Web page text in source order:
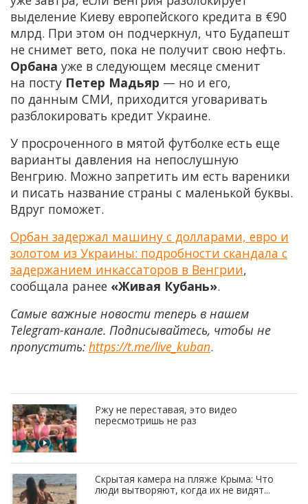
выделение Киеву европейского кредита в €90
млрд. При этом он подчеркнул, что Будапешт
не снимет вето, пока не получит свою нефть.
Орбана уже в следующем месяце сменит
на посту Петер Мадьяр — но и его,
по данным СМИ, приходится уговаривать
разблокировать кредит Украине.
У просроченного в мятой футболке есть еще
варианты давления на непослушную
Венгрию. Можно запретить им есть вареники
и писать название страны с маленькой буквы.
Вдруг поможет.
Орбан задержал машину с долларами, евро и
золотом из Украины: подробности скандала с
задержанием инкассаторов в Венгрии,
сообщала ранее «Живая Кубань».
Самые важные новости теперь в нашем
Telegram-канале. Подписывайтесь, чтобы не
пропустить: https://t.me/live_kuban.
Ржу не переставая, это видео
пересмотришь не раз
Скрытая камера на пляже Крыма: Что
люди вытворяют, когда их не видят...